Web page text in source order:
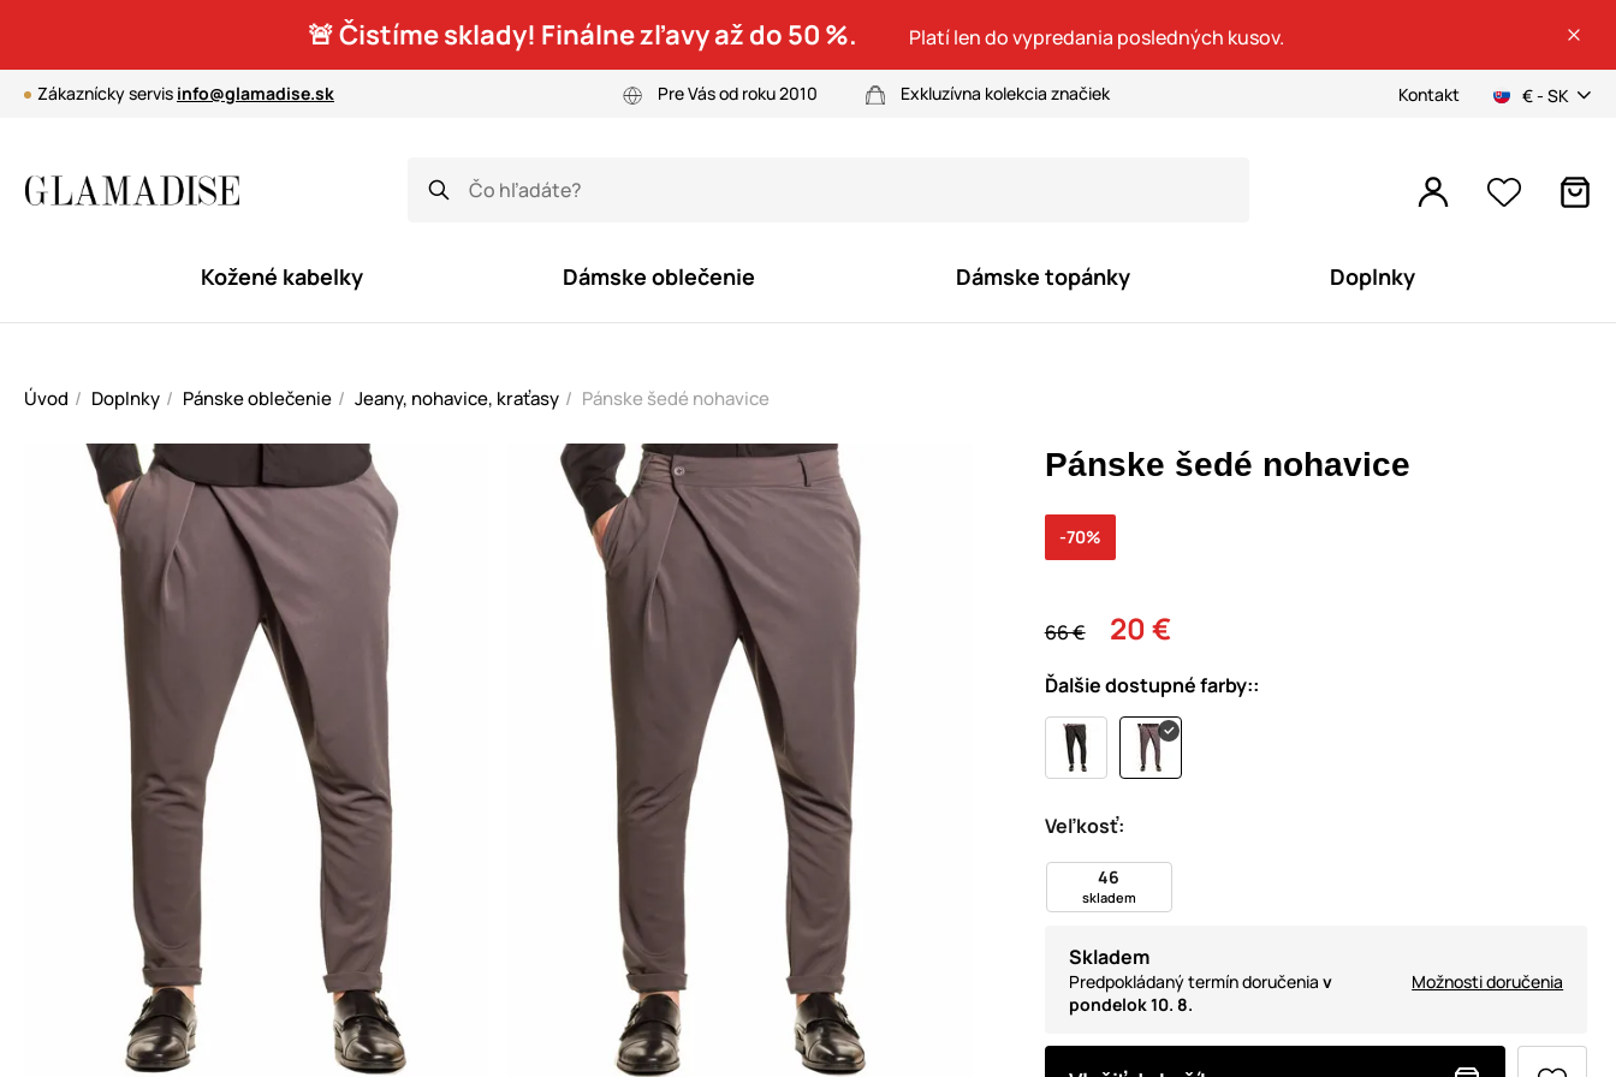
🚨 Čistíme sklady! Finálne zľavy až do 50 %. Platí len do vypredania posledných kusov.
Zákaznícky servis info@glamadise.sk Pre Vás od roku 2010 Exkluzívna kolekcia značiek Kontakt € - SK
Kožené kabelky Dámske oblečenie Dámske topánky Doplnky
Úvod Doplnky Pánske oblečenie Jeany, nohavice, kraťasy Pánske šedé nohavice
Pánske šedé nohavice
66 € 20 €
-70%
Ďalšie dostupné farby::
Veľkosť:
46
skladem
Skladem
Predpokládaný termín doručenia v
pondelok 10. 8.
Možnosti doručenia